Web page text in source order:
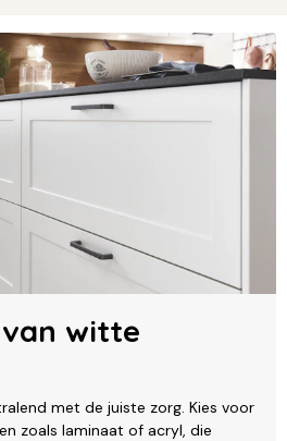
witte
met de juiste zorg. Kies voor
zoals laminaat of acryl, die